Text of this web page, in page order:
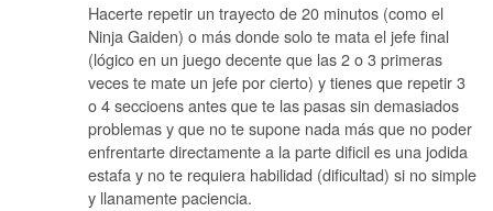
Hacerte repetir un trayecto de 20 minutos (como el
Ninja Gaiden) o más donde solo te mata el jefe final
(lógico en un juego decente que las 2 o 3 primeras
veces te mate un jefe por cierto) y tienes que repetir 3
o 4 seccioens antes que te las pasas sin demasiados
problemas y que no te supone nada más que no poder
enfrentarte directamente a la parte dificil es una jodida
estafa y no te requiera habilidad (dificultad) si no simple
y llanamente paciencia.